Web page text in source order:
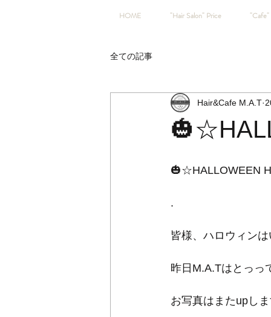
HOME "Hair Salon" Price "Cafe"
全ての記事
Hair&Cafe M.A.T
🎃☆HALLOWEEN
.
皆様、ハロウィン
昨日M.A.Tはとっっ
お写真はまたupし